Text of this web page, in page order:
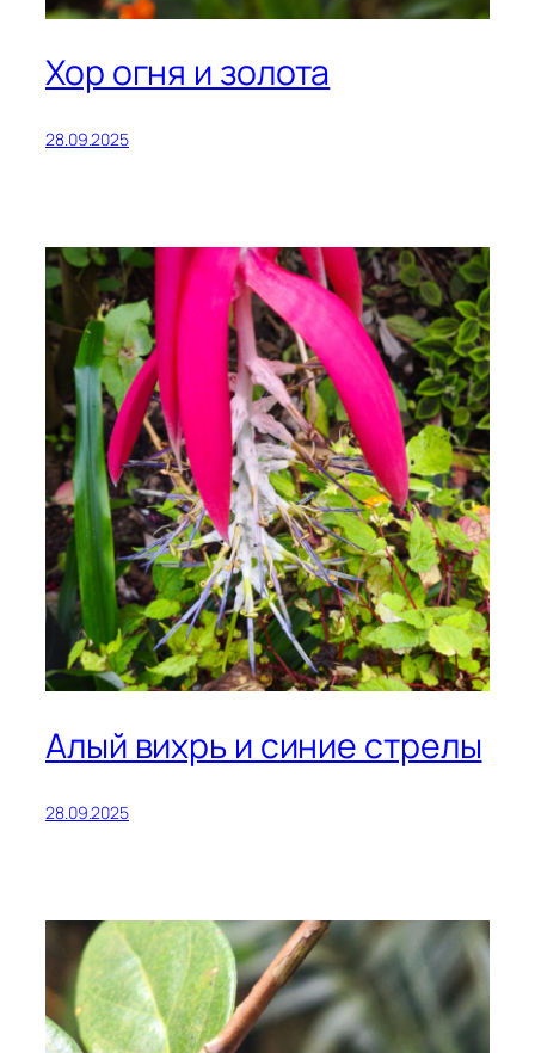
Хор огня и золота
28.09.2025
Алый вихрь и синие стрелы
28.09.2025